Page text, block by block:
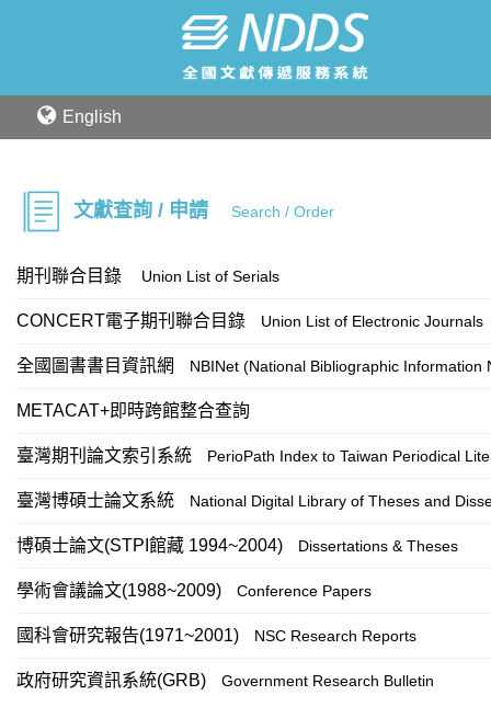
English
文獻查詢 / 申請 Search / Order
期刊聯合目錄 Union List of Serials
CONCERT電子期刊聯合目錄 Union List of Electronic Journals
全國圖書書目資訊網 NBINet (National Bibliographic Information
METACAT+即時跨館整合查詢
臺灣期刊論文索引系統 PerioPath Index to Taiwan Periodical
臺灣博碩士論文系統 National Digital Library of Theses and
博碩士論文(STPI館藏 1994~2004) Dissertations & Theses
學術會議論文(1988~2009) Conference Papers
國科會研究報告(1971~2001) NSC Research Reports
政府研究資訊系統(GRB) Government Research Bulletin